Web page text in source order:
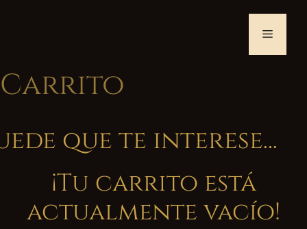
Menú
Carrito
que te interese…
¡Tu carrito está
actualmente vacío!